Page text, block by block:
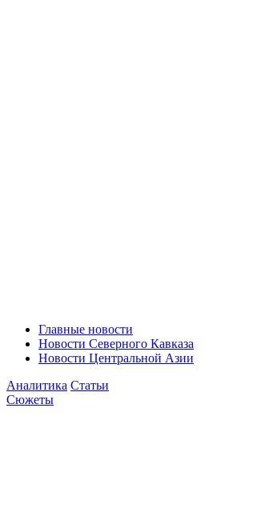
Главные новости
Новости Северного Кавказа
Новости Центральной Азии
Аналитика Статьи
Сюжеты